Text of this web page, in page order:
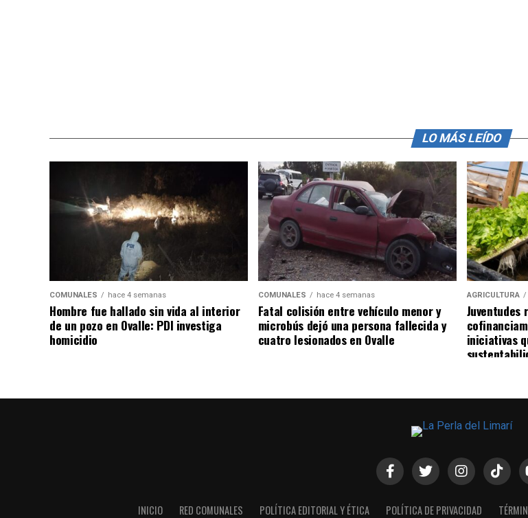
LO MÁS LEÍDO
COMUNALES hace 4 semanas
Hombre fue hallado sin vida al interior
de un pozo en Ovalle: PDI investiga
homicidio
COMUNALES hace 4 semanas
Fatal colisión entre vehículo menor y
microbús dejó una persona fallecida y
cuatro lesionados en Ovalle
AGRICULTURA
iniciativas
INICIO RED COMUNALES POLÍTICA EDITORIAL Y ÉTICA POLÍTICA DE PRIVACIDAD